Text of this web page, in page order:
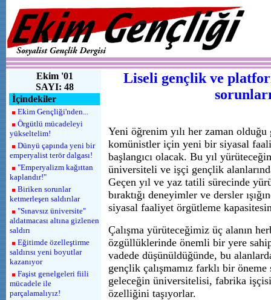
Ekim '01
SAYI: 48
İçindekiler
Ekim Gençliği'nden...
Örgütlü mücadeleyi
yükseltelim!
Dünyü çapında yeni bir
emperyalist terör dalgası!
"Emperyalizm kağıttan
kaplandır!"
Biriken sorunlar
ketmerleşen saldırılar
"Sınavsız üniversite"
aldatmacası altına gizlenen
saldırı
Eğitimde özelleştirme
saldırısı yeni boyutlar
kazanıyor
Faşist genelgeleri fiili
mücadele ile
parçalamalıyız!
Liseli gençlik ve
Yeni öğrenim yılı her zaman
komünistler için yeni bir siyasal
başlangıcı olacak. Bu yıl
üniversiteli ve işçi gençlik
Geçen yıl ve yaz tatili sürecinde
bıraktığı deneyimler ve dersler
siyasal faaliyet örgütleme
Çalışma yürüteceğimiz üç alanın
özgüllüklerinde önemli bir yere
vadede düşünüldüğünde, bu
gençlik çalışmamız farklı bir
geleceğin üniversitelisi, fabrika
özelliğini taşıyorlar.